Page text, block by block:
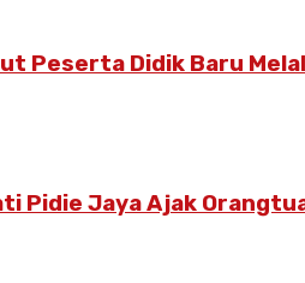
Peserta Didik Baru
Pidie Jaya Ajak